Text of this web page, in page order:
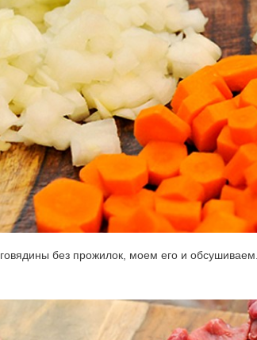
без прожилок, моем его и